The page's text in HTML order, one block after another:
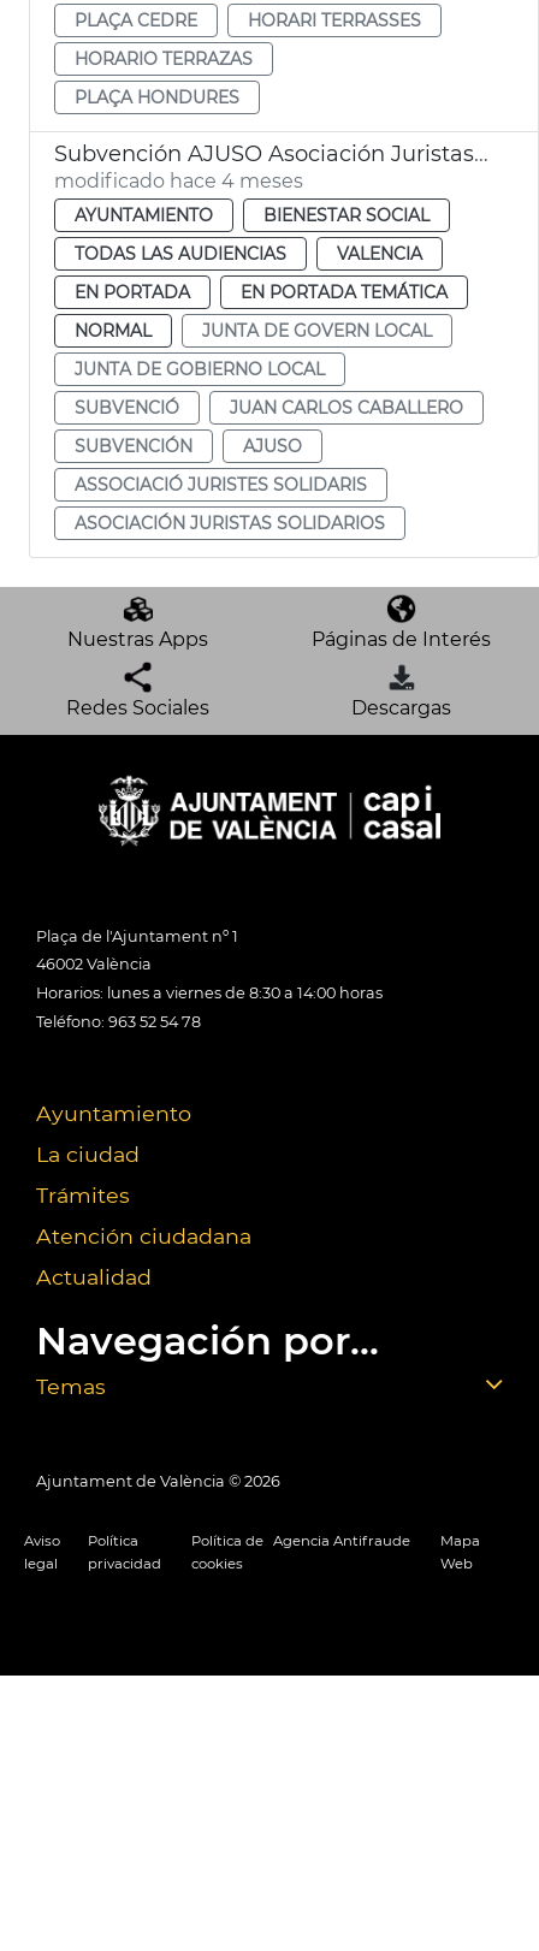
PLAÇA CEDRE
HORARI TERRASSES
HORARIO TERRAZAS
PLAÇA HONDURES
Subvención AJUSO Asociación Juristas Solidarios València
modificado hace 4 meses
AYUNTAMIENTO
BIENESTAR SOCIAL
TODAS LAS AUDIENCIAS
VALENCIA
EN PORTADA
EN PORTADA TEMÁTICA
NORMAL
JUNTA DE GOVERN LOCAL
JUNTA DE GOBIERNO LOCAL
SUBVENCIÓ
JUAN CARLOS CABALLERO
SUBVENCIÓN
AJUSO
ASSOCIACIÓ JURISTES SOLIDARIS
ASOCIACIÓN JURISTAS SOLIDARIOS
Nuestras Apps Páginas de Interés
Redes Sociales Descargas
Plaça de l'Ajuntament nº 1
46002 València
Horarios: lunes a viernes de 8:30 a 14:00 horas
Teléfono: 963 52 54 78
Ayuntamiento
La ciudad
Trámites
Atención ciudadana
Actualidad
Navegación por...
Temas
Ajuntament de València © 2026
Aviso
legal
Política
privacidad
Política de
cookies
Agencia Antifraude
Mapa
Web